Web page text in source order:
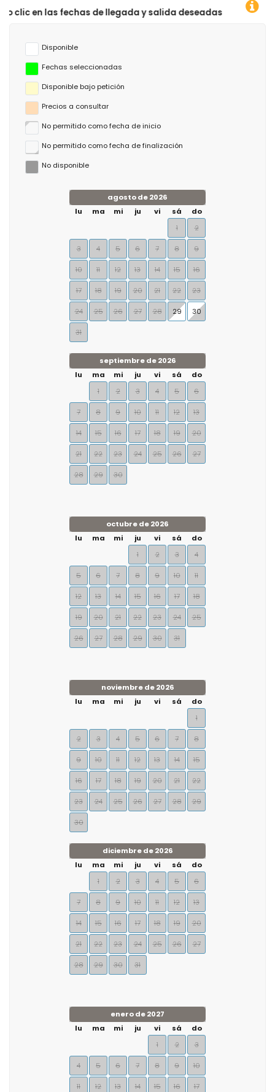
de llegada y salida deseadas!
Disponible
Fechas seleccionadas
Disponible bajo petición
Precios a consultar
No permitido como fecha de inicio
No permitido como fecha de finalización
No disponible
agosto de 2026
lu
ma mi ju vi sá
do
1
2
3 4 5 6 7 8 9
10 11 12 13 14 15 16
17 18 19 20 21 22 23
24 25 26 27 28 29 30
31
septiembre de 2026
lu
ma mi ju vi sá
do
1
2 3 4 5 6
7 8 9 10 11 12 13
14 15 16 17 18 19 20
21 22 23 24 25 26 27
28 29 30
octubre de 2026
lu
ma mi ju vi sá
do
1
2 3 4
5 6 7 8 9 10 11
12 13 14 15 16 17 18
19 20 21 22 23 24 25
26 27 28 29 30 31
noviembre de 2026
lu
ma mi ju vi sá
do
1
2 3 4 5 6 7 8
9 10 11 12 13 14 15
16 17 18 19 20 21 22
23 24 25 26 27 28 29
30
diciembre de 2026
lu
ma mi ju vi sá
do
1
2 3 4 5 6
7 8 9 10 11 12 13
14 15 16 17 18 19 20
21 22 23 24 25 26 27
28 29 30 31
enero de 2027
lu
ma mi ju vi sá
do
1
2 3
4 5 6 7 8 9 10
11 12 13 14 15 16 17